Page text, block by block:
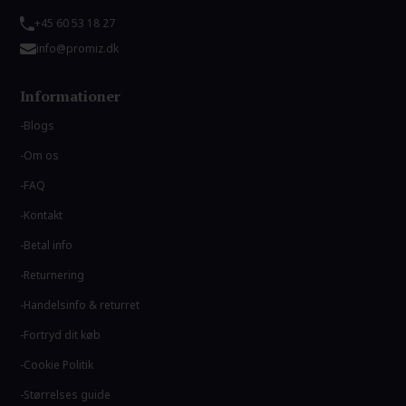
+45 60 53 18 27
info@promiz.dk
Informationer
Blogs
Om os
FAQ
Kontakt
Betal info
Returnering
Handelsinfo & returret
Fortryd dit køb
Cookie Politik
Størrelses guide